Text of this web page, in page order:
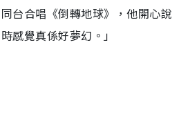
台合唱《倒轉地球》，他開心說
感覺真係好夢幻。」